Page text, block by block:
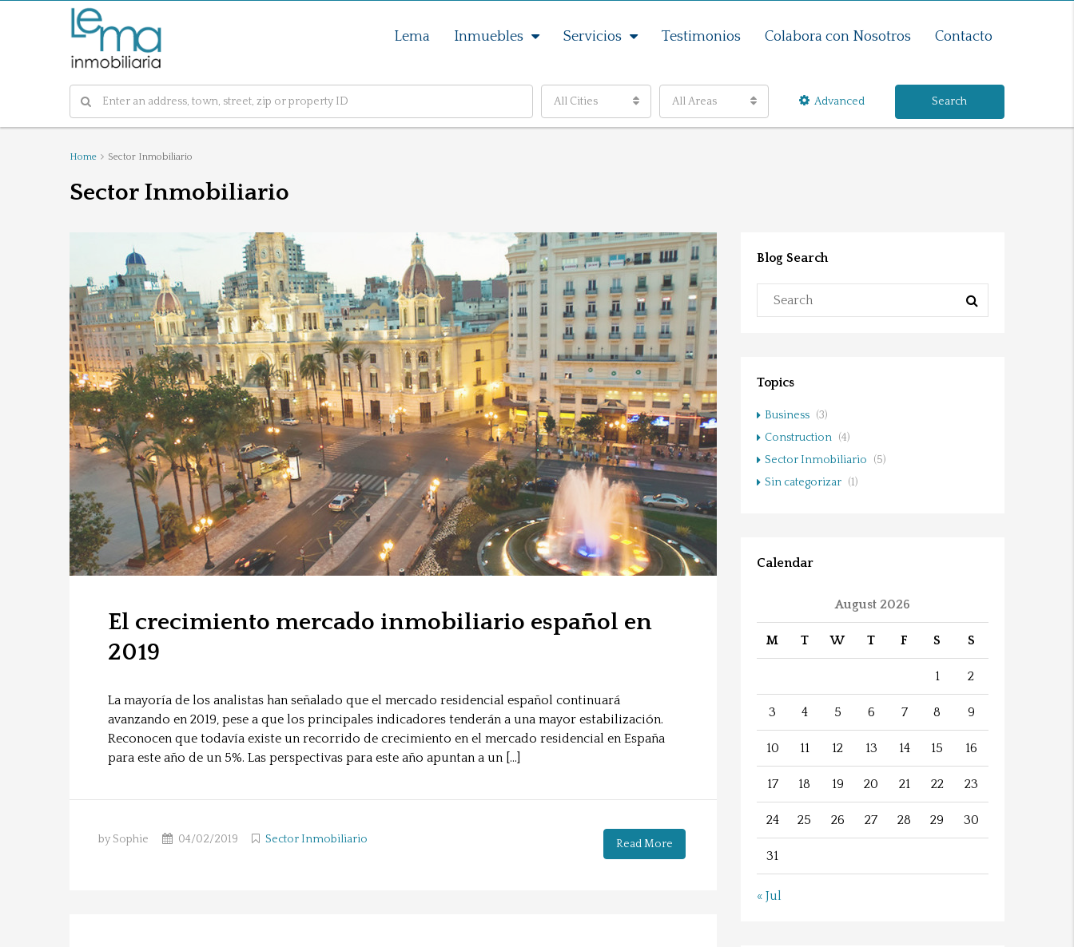
Lema Inmuebles Servicios Testimonios Colabora con Nosotros Contacto
All Cities All Areas Advanced Search
Home Sector Inmobiliario
Sector Inmobiliario
El crecimiento mercado inmobiliario español en
2019
La mayoría de los analistas han señalado que el mercado residencial español continuará
avanzando en 2019, pese a que los principales indicadores tenderán a una mayor estabilización.
Reconocen que todavía existe un recorrido de crecimiento en el mercado residencial en España
para este año de un 5%. Las perspectivas para este año apuntan a un […]
by Sophie 04/02/2019 Sector Inmobiliario Read More
Blog Search
Topics
Business (3)
Construction (4)
Sector Inmobiliario
(5)
Sin categorizar (1)
Calendar
August 2026
M T W T F S S
1 2
3 4 5 6 7 8 9
10 11 12 13 14 15 16
17 18 19 20 21 22 23
24 25 26 27 28 29 30
31
« Jul